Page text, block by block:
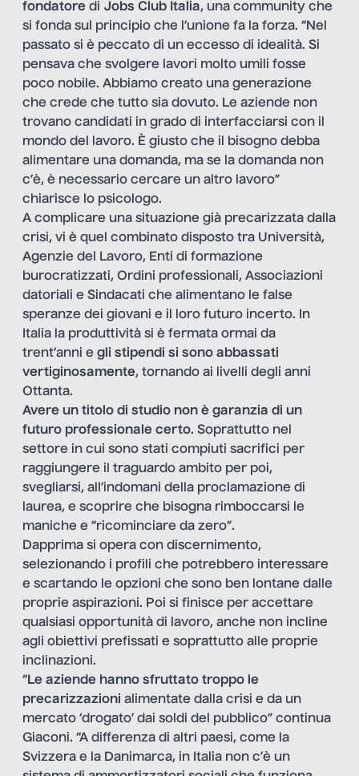
fondatore di Jobs Club Italia, una community che
si fonda sul principio che l’unione fa la forza. “Nel
passato si è peccato di un eccesso di idealità. Si
pensava che svolgere lavori molto umili fosse
poco nobile. Abbiamo creato una generazione
che crede che tutto sia dovuto. Le aziende non
trovano candidati in grado di interfacciarsi con il
mondo del lavoro. È giusto che il bisogno debba
alimentare una domanda, ma se la domanda non
c’è, è necessario cercare un altro lavoro”
chiarisce lo psicologo.
A complicare una situazione già precarizzata dalla
crisi, vi è quel combinato disposto tra Università,
Agenzie del Lavoro, Enti di formazione
burocratizzati, Ordini professionali, Associazioni
datoriali e Sindacati che alimentano le false
speranze dei giovani e il loro futuro incerto. In
Italia la produttività si è fermata ormai da
trent’anni e gli stipendi si sono abbassati
vertiginosamente, tornando ai livelli degli anni
Ottanta.
Avere un titolo di studio non è garanzia di un
futuro professionale certo. Soprattutto nel
settore in cui sono stati compiuti sacrifici per
raggiungere il traguardo ambito per poi,
svegliarsi, all’indomani della proclamazione di
laurea, e scoprire che bisogna rimboccarsi le
maniche e “ricominciare da zero”.
Dapprima si opera con discernimento,
selezionando i profili che potrebbero interessare
e scartando le opzioni che sono ben lontane dalle
proprie aspirazioni. Poi si finisce per accettare
qualsiasi opportunità di lavoro, anche non incline
agli obiettivi prefissati e soprattutto alle proprie
inclinazioni.
“Le aziende hanno sfruttato troppo le
precarizzazioni alimentate dalla crisi e da un
mercato ‘drogato’ dai soldi del pubblico” continua
Giaconi. “A differenza di altri paesi, come la
Svizzera e la Danimarca, in Italia non c’è un